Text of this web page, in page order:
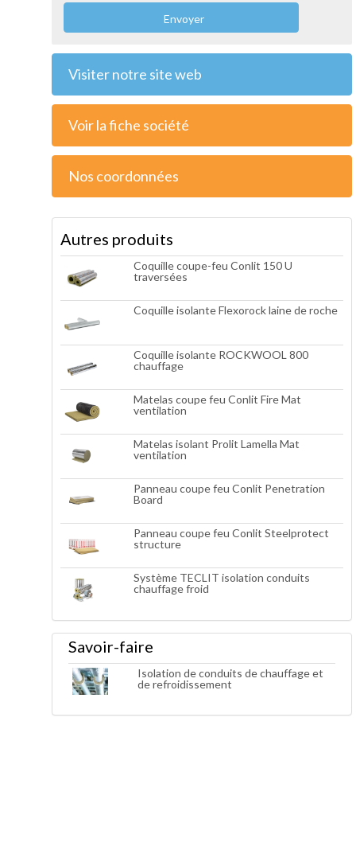
Envoyer
Visiter notre site web
Voir la fiche société
Nos coordonnées
Autres produits
Coquille coupe-feu Conlit 150 U
traversées
Coquille isolante Flexorock laine de roche
Coquille isolante ROCKWOOL 800
chauffage
Matelas coupe feu Conlit Fire Mat
ventilation
Matelas isolant Prolit Lamella Mat
ventilation
Panneau coupe feu Conlit Penetration
Board
Panneau coupe feu Conlit Steelprotect
structure
Système TECLIT isolation conduits
chauffage froid
Savoir-faire
Isolation de conduits de chauffage et
de refroidissement